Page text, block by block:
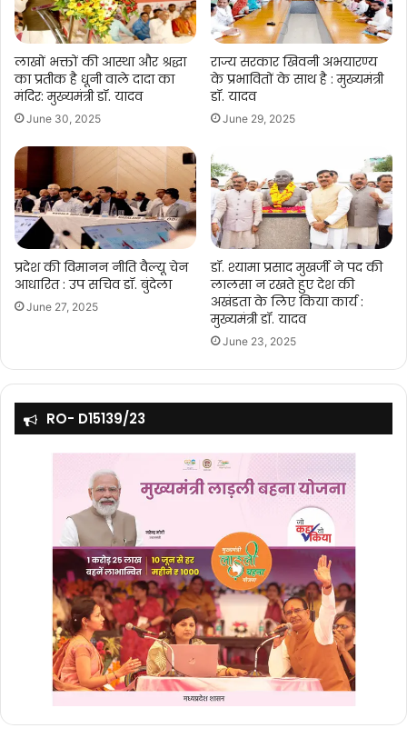
लाखों भक्तों की आस्था और श्रद्धा
का प्रतीक है धूनी वाले दादा का
मंदिर: मुख्यमंत्री डॉ. यादव
June 30, 2025
राज्य सरकार खिवनी अभयारण्य
के प्रभावितों के साथ है : मुख्यमंत्री
डॉ. यादव
June 29, 2025
प्रदेश की विमानन नीति वैल्यू चेन
आधारित : उप सचिव डॉ. बुंदेला
June 27, 2025
डॉ. श्यामा प्रसाद मुखर्जी ने पद की
लालसा न रखते हुए देश की
अखंडता के लिए किया कार्य :
मुख्यमंत्री डॉ. यादव
June 23, 2025
RO- D15139/23